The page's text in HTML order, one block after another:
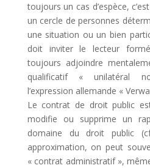
toujours un cas d’espèce,
un cercle de personnes
une situation ou un bien
doit inviter le lecteur
toujours adjoindre
qualificatif « unilatéral
l’expression allemande «
Le contrat de droit public
modifie ou supprime un
domaine du droit public
approximation, on peut
« contrat administratif »,